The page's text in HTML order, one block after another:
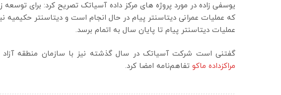
یوسفی زاده در مورد پروژه های مرکز داده آسیاتک تصریح کرد: برای
که عملیات عمرانی دیتاسنتر پیام در حال انجام است و دیتاسنتر
عملیات دیتاسنتر پیام تا پایان سال به اتمام برسد.
گفتنی است شرکت آسیاتک در سال گذشته نیز با سازمان منطقه آزاد
مراکزداده ماکو تفاهم‌نامه امضا کرد.